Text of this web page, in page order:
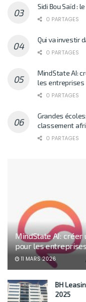
Sidi Bou Saïd :
0 PARTAGES
Qui va investir
0 PARTAGES
MindState AI:
les entreprises
0 PARTAGES
Grandes
classement
0 PARTAGES
MindState AI: créer
pour les
11 MARS 2026
BH
2025